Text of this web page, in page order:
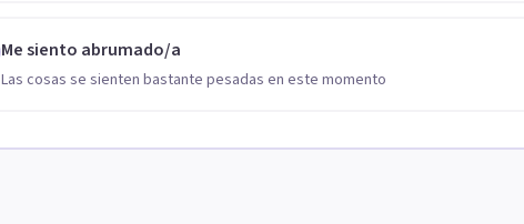
Me siento abrumado/a
Las cosas se sienten bastante pesadas en este momento